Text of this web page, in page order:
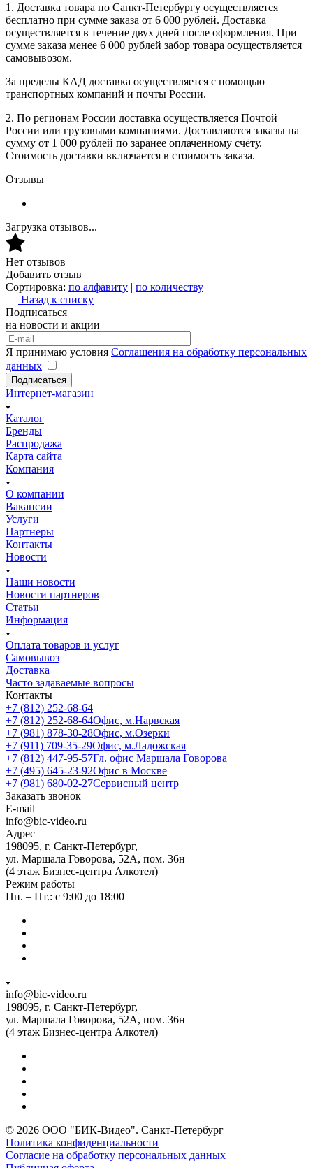
1. Доставка товара по Санкт-Петербургу осуществляется
бесплатно при сумме заказа от 6 000 рублей. Доставка
осуществляется в течение двух дней после оформления. При
сумме заказа менее 6 000 рублей забор товара осуществляется
самовывозом.
За пределы КАД доставка осуществляется с помощью
транспортных компаний и почты России.
2. По регионам России доставка осуществляется Почтой
России или грузовыми компаниями. Доставляются заказы на
сумму от 1 000 рублей по заранее оплаченному счёту.
Стоимость доставки включается в стоимость заказа.
Отзывы
Загрузка отзывов...
Нет отзывов
Добавить отзыв
Сортировка: по алфавиту | по количеству
Назад к списку
Подписаться
на новости и акции
Я принимаю условия Соглашения на обработку персональных
данных
Подписаться
Интернет-магазин
Каталог
Бренды
Распродажа
Карта сайта
Компания
О компании
Вакансии
Услуги
Партнеры
Контакты
Новости
Наши новости
Новости партнеров
Статьи
Информация
Оплата товаров и услуг
Самовывоз
Доставка
Часто задаваемые вопросы
Контакты
+7 (812) 252-68-64
+7 (812) 252-68-64Офис, м.Нарвская
+7 (981) 878-30-28Офис, м.Озерки
+7 (911) 709-35-29Офис, м.Ладожская
+7 (812) 447-95-57Гл. офис Маршала Говорова
+7 (495) 645-23-92Офис в Москве
+7 (981) 680-02-27Сервисный центр
Заказать звонок
E-mail
info@bic-video.ru
Адрес
198095, г. Санкт-Петербург,
ул. Маршала Говорова, 52А, пом. 36н
(4 этаж Бизнес-центра Алкотел)
Режим работы
Пн. – Пт.: с 9:00 до 18:00
info@bic-video.ru
198095, г. Санкт-Петербург,
ул. Маршала Говорова, 52А, пом. 36н
(4 этаж Бизнес-центра Алкотел)
© 2026 ООО "БИК-Видео". Санкт-Петербург
Политика конфиденциальности
Согласие на обработку персональных данных